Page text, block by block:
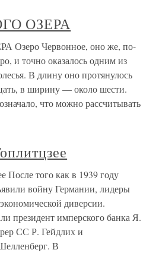
ОЗЕРА
Червонное, оно же, по-
и точно оказалось одним из
В длину оно протянулось
в ширину — около шести.
что можно рассчитывать
После того как в 1939 году
войну Германии, лидеры
диверсии.
президент имперского банка Я.
СС Р. Гейдлих и
В